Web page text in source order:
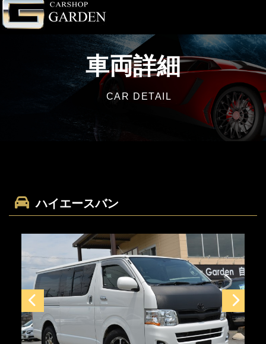
車両詳細
CAR DETAIL
ハイエースバン